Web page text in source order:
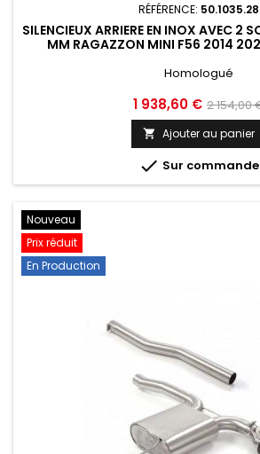
RÉFÉRENCE: 50.1035.28
SILENCIEUX ARRIERE EN INOX AVEC 2
MM RAGAZZON MINI F56 2014
Homologué
Prix
1 938,60 € Prix
de
base
2 154,00
 Ajouter au panier
 Sur commande
Nouveau
Prix réduit
En Production